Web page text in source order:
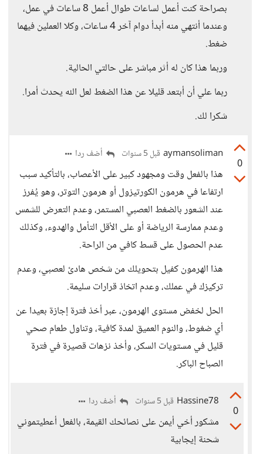
بصراحة كنت أعمل لساعات طوال أعمل 8 ساعات في عمل،
وعندما أنتهي منه أبدأ دوام آخر 4 ساعات، وكلا العملين فيهما
ضغط.
وربما هذا كان له أثر مباشر على حالتي الحالية.
ربما علي أن أبتعد قليلا عن هذا الضغط لعل الله يحدث أمرا.
شكرا لك.
0
aymansoliman قبل 5 سنوات أضف ردا
هذا بالفعل وقت ومجهود كبير على الأعصاب، بالتأكيد سبب
ارتفاعا في هرمون الكورتيزول أو هرمون التوتر، وهو يُفرز
عند الشعور بالضغط العصبي المستمر، وعدم التعرض للشمس
وعدم ممارسة الرياضة أو على الأقل التأمل والهدوء، وكذلك
عدم الحصول على قسط كافي من الراحة.
هذا الهرمون كفيل بتحويلك من شخص هادئ لعصبي، وعدم
تركيزك في عملك، وعدم اتخاذ قرارات سليمة.
الحل لخفض مستوى الهرمون، عبر أخذ فترة إجازة بعيدا عن
أي ضغوط، والنوم العميق لمدة كافية، وتناول طعام صحي
قليل في مستويات السكر، وأخذ نزهات قصيرة في فترة
الصباح الباكر.
0
Hassine78 قبل 5 سنوات أضف ردا
مشكور أخي أيمن على نصائحك القيمة، بالفعل أعطيتموني
شحنة إيجابية